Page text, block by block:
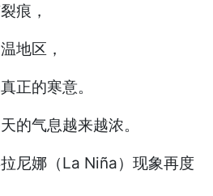
痕，
地区，
正的寒意。
的气息越来越浓。
尼娜（La Niña）现象再度